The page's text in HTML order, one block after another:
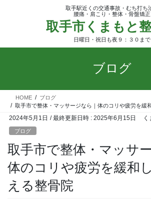
ツ
ッ
シ
移
取手駅近くの交通事故・むち打ち
腰痛・肩こり・整体・骨盤矯正
取手市くまもと
日曜日・祝日も夜９：３０まで
ブログ
HOME
ブログ
取手市で整体・マッサージなら｜体のコリや疲労を緩
2024年5月1日 / 最終更新日時 : 2025年6月15日
ブログ
取手市で整体・マッサ
体のコリや疲労を緩和
える整骨院